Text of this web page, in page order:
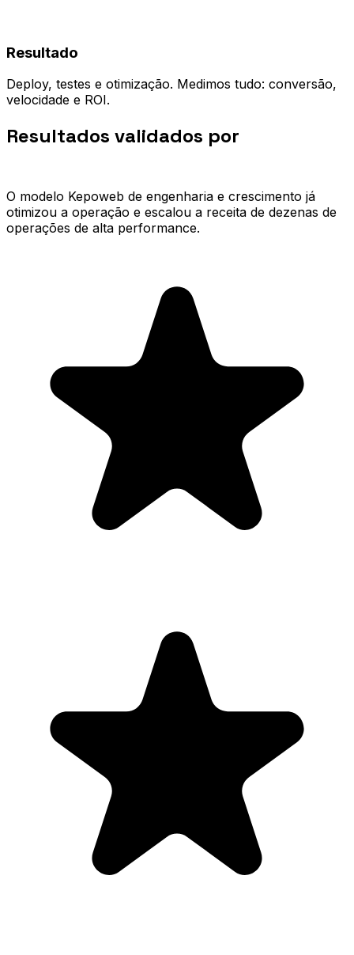
Resultado
Deploy, testes e otimização. Medimos tudo: conversão,
velocidade e ROI.
Resultados validados por
O modelo Kepoweb de engenharia e crescimento já
otimizou a operação e escalou a receita de dezenas de
operações de alta performance.